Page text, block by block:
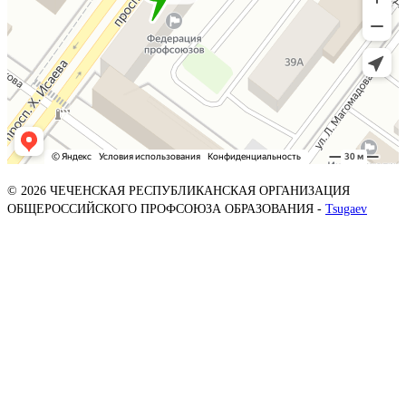
© 2026 ЧЕЧЕНСКАЯ РЕСПУБЛИКАНСКАЯ ОРГАНИЗАЦИЯ
ОБЩЕРОССИЙСКОГО ПРОФСОЮЗА ОБРАЗОВАНИЯ - Tsugaev